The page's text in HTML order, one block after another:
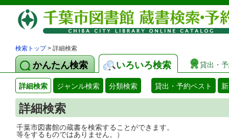
検索トップ> 詳細検索
かんたん検索 いろいろ検索 貸出・
詳細検索 ジャンル検索 分類検索 貸出・予約ベスト
詳細検索
千葉市図書館の蔵書を検索することがで
等をするものではありません。）